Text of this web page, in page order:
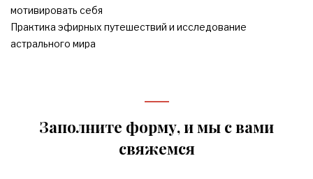
мотивировать себя
Практика эфирных путешествий и исследование
астрального мира
Заполните форму, и мы с вами
свяжемся